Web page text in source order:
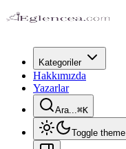
Kategoriler
Hakkımızda
Yazarlar
Ara...⌘K
Toggle theme